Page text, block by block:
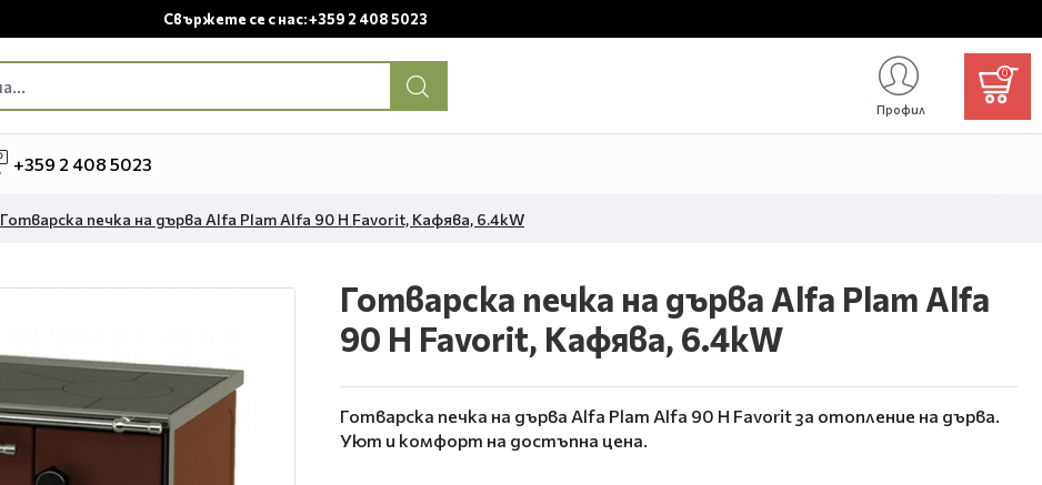
Свържете се с нас: +359 2 408 5023
Профил
0
+359 2 408 5023
Готварска печка на дърва Alfa Plam Alfa 90 H Favorit, Кафява, 6.4kW
Готварска печка на дърва Alfa Plam Alfa
90 H Favorit, Кафява, 6.4kW
Готварска печка на дърва Alfa Plam Alfa 90 H Favorit за отопление на дърва.
Уют и комфорт на достъпна цена.